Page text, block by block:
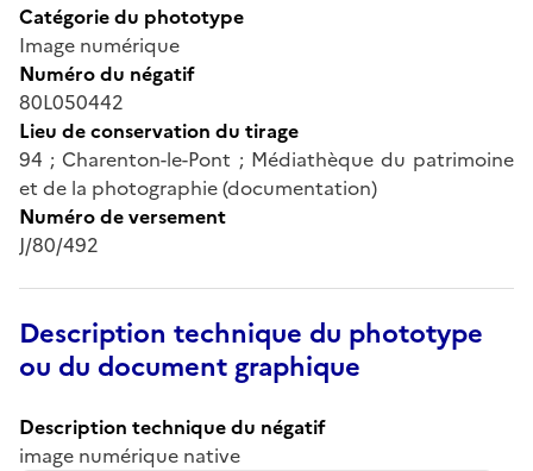
Catégorie du phototype
Image numérique
Numéro du négatif
80L050442
Lieu de conservation du tirage
94 ; Charenton-le-Pont ; Médiathèque du patrimoine
et de la photographie (documentation)
Numéro de versement
J/80/492
Description technique du phototype
ou du document graphique
Description technique du négatif
image numérique native